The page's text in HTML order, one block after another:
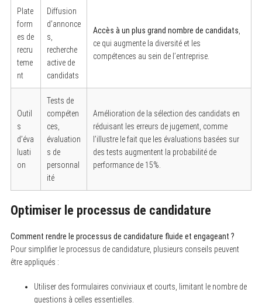
Plate
form
es de
recru
teme
nt
Diffusion
d’annonce
s,
recherche
active de
candidats
Accès à un plus grand nombre de candidats
ce qui augmente la diversité et les
compétences au sein de l’entreprise.
Outil
s
d’éva
luati
on
Tests de
compéten
ces,
évaluation
s de
personnal
ité
Amélioration de la sélection des candidats en
réduisant les erreurs de jugement, comme
l’illustre le fait que les évaluations basées sur
des tests augmentent la probabilité de
performance de 15%.
Optimiser le processus de candidature
Comment rendre le processus de candidature fluide et engageant ?
Pour simplifier le processus de candidature, plusieurs conseils peuvent
être appliqués :
Utiliser des formulaires conviviaux et courts, limitant le nombre de
questions à celles essentielles.
r
o
r